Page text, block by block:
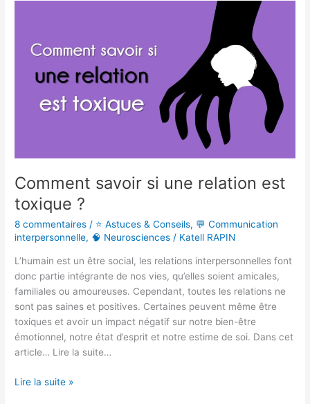
Comment savoir si une relation est
toxique ?
8 commentaires / ⭐ Astuces & Conseils, 💬 Communication
interpersonnelle, 🧠 Neurosciences / Katell RAPIN
L’humain est un être social, les relations interpersonnelles font
donc partie intégrante de nos vies, qu’elles soient amicales,
familiales ou amoureuses. Cependant, toutes les relations ne
sont pas saines et positives. Certaines peuvent même être
toxiques et avoir un impact négatif sur notre bien-être
émotionnel, notre état d’esprit et notre estime de soi. Dans cet
article… Lire la suite…
une
toxique
Lire la suite »